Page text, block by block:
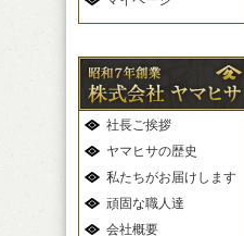
社長ご挨拶
ヤマヒサの歴史
私たちがお届けします
頑固な職人達
会社概要